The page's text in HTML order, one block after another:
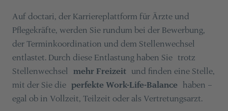
Auf doctari, der Karriereplattform für Ärzte und
Pflegekräfte, werden Sie rundum bei der Bewerbung,
der Terminkoordination und dem Stellenwechsel
entlastet. Durch diese Entlastung haben Sie trotz
Stellenwechsel mehr Freizeitund finden eine Stelle,
mit der Sie die perfekte Work-Life-Balancehaben –
egal ob in Vollzeit, Teilzeit oder als Vertretungsarzt.